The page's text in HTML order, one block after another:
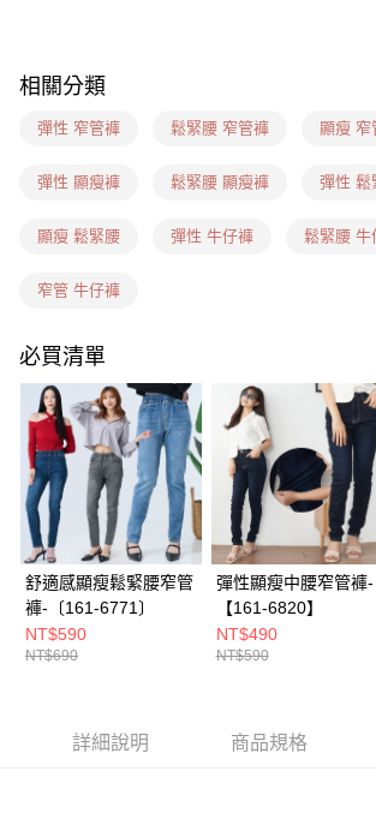
每筆NT$60，滿NT$1,599(含以上)免運費
7-11隔日到貨(信用卡、多元支付)
每筆NT$100，滿NT$1,899(含以上)免運費
宅配(貨到付款)
相關分類
彈性 窄管褲 鬆緊腰 窄管褲 顯瘦 窄
彈性 顯瘦褲 鬆緊腰 顯瘦褲 彈性 鬆
顯瘦 鬆緊腰 彈性 牛仔褲 鬆緊腰 牛
窄管 牛仔褲
必買清單
舒適感顯瘦鬆緊腰窄管
褲-〔161-6771〕
NT$590
NT$690
彈性顯瘦中腰窄管褲-
【161-6820】
NT$490
NT$590
詳細說明 商品規格